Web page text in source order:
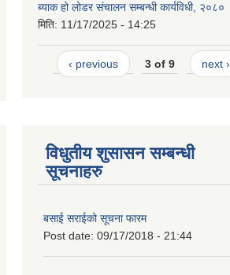
ब्याक हो लोडर संचालन सम्बन्धी कार्यविधी, २०८०
मिति: 11/17/2025 - 14:25
‹ previous 3 of 9 next ›
विधुतीय शुसासन सम्बन्धी
सूचनाहरु
बसाई सराईको सूचना फारम
Post date: 09/17/2018 - 21:44